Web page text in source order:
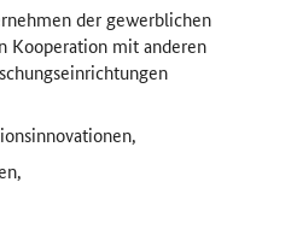
der gewerblichen
Kooperation mit anderen